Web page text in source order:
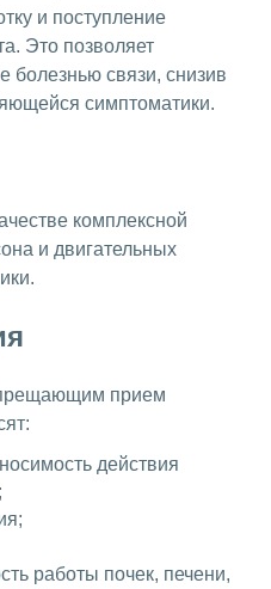
и поступление
Это позволяет
болезнью связи, снизив
симптоматики.
комплексной
и двигательных
прием
действия
работы почек, печени,